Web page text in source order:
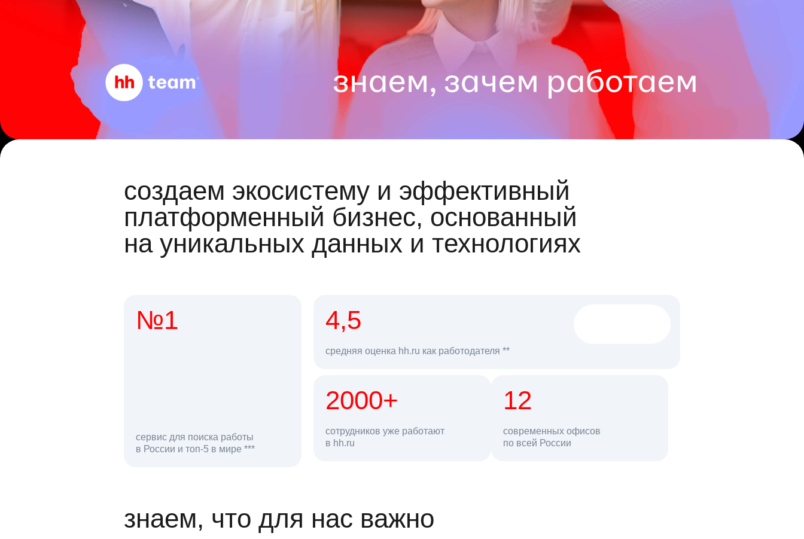
создаем экосистему и эффективный
платформенный бизнес, основанный
на уникальных данных и технологиях
№1
сервис для поиска работы
в России и топ-5 в мире ***
откликов на вакансии
4,5
средняя оценка hh.ru как работодателя **
2000+
сотрудников уже работают
в hh.ru
68 млн 12
современных офисов
по всей Россиипользователей в день
знаем, что для нас важно